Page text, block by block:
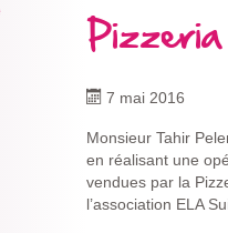
7 mai 2016
Monsieur Tahir
en réalisant une
vendues par la
l’association ELA